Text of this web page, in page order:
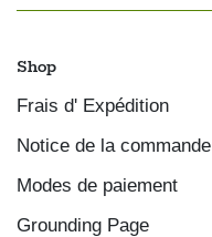
Shop
Frais d' Expédition
Notice de la commande
Modes de paiement
Grounding Page